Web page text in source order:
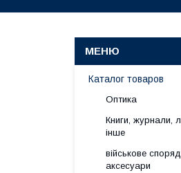
Каталог товаров
Оптика
Книги, журнали,
інше
військове
аксесуари